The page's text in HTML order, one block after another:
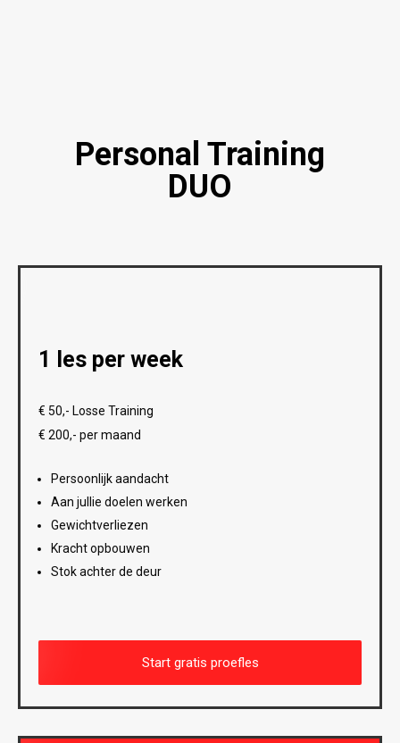
Personal Training
DUO
1 les per week
€ 50,- Losse Training
€ 200,- per maand
Persoonlijk aandacht
Aan jullie doelen werken
Gewichtverliezen
Kracht opbouwen
Stok achter de deur
Start gratis proefles